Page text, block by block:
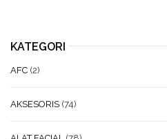
KATEGORI
AFC (2)
AKSESORIS (74)